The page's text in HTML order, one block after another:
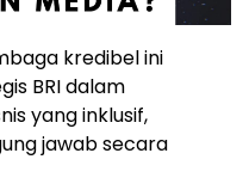
kredibel ini
BRI dalam
yang inklusif,
jawab secara